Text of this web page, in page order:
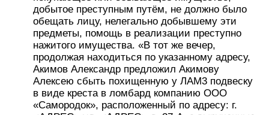
добытое преступным путём, не должно было
обещать лицу, нелегально добывшему эти
предметы, помощь в реализации преступно
нажитого имущества. «В тот же вечер,
продолжая находиться по указанному адресу,
Акимов Александр предложил Акимову
Алексею сбыть похищенную у ЛАМ3 подвеску
в виде креста в ломбард компанию ООО
«Самородок», расположенный по адресу: г.